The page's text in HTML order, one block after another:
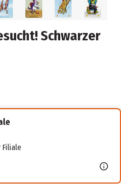
Schwarzer
Filiale